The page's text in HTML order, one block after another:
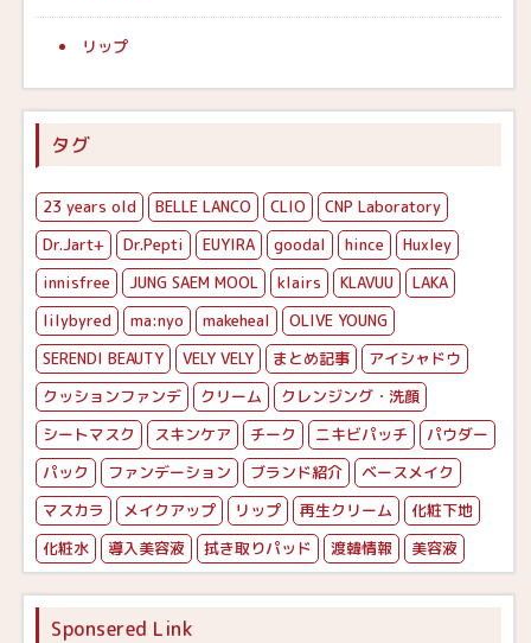
リップ
タグ
23 years old BELLE LANCO CLIO
CNP Laboratory
Dr.Jart+
Dr.Pepti EUYIRA goodal hince
Huxley
innisfree
JUNG SAEM MOOL klairs KLAVUU
LAKA
lilybyred
ma:nyo makeheal
OLIVE YOUNG
SERENDI BEAUTY
VELY VELY まとめ記事
アイシャドウ
クッションファンデ
クリーム
クレンジング・洗顔
シートマスク
スキンケア チーク ニキビパッチ
パウダー
パック
ファンデーション ブランド紹介
ベースメイク
マスカラ
メイクアップ リップ 再生クリーム
化粧下地
化粧水
導入美容液 拭き取りパッド 渡韓情報 美容液
Sponsered Link